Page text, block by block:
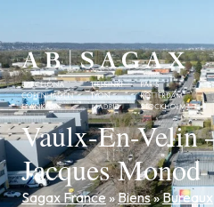
Vaulx-En-Velin
Jacques Monod
Sagax France»Biens»Bureaux